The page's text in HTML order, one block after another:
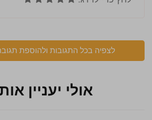
לצפיה בכל התגובות ולהוספת
אולי יעניין